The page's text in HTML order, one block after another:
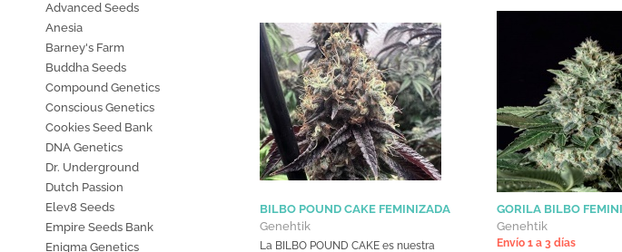
Advanced Seeds
Anesia
Barney's Farm
Buddha Seeds
Compound Genetics
Conscious Genetics
Cookies Seed Bank
DNA Genetics
Dr. Underground
Dutch Passion
Elev8 Seeds
Empire Seeds Bank
Enigma Genetics
BILBO POUND CAKE FEMINIZADA
Genehtik
La BILBO POUND CAKE es nuestra
GORILA BILBO
Genehtik
Envío 1 a 3 días